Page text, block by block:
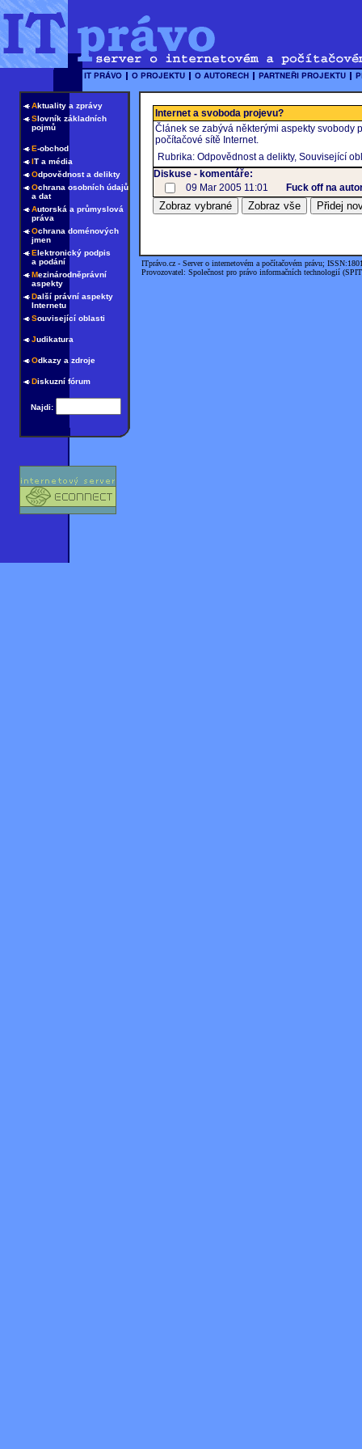
Aktuality a zprávy
Slovník základních
pojmů
E-obchod
IT a média
Odpovědnost a delikty
Ochrana osobních údajů
a dat
Autorská a průmyslová
práva
Ochrana doménových
jmen
Elektronický podpis
a podání
Mezinárodněprávní
aspekty
Další právní aspekty
Internetu
Související oblasti
Judikatura
Odkazy a zdroje
Diskuzní fórum
Najdi:
Internet a svoboda projevu?
Článek se zabývá některými aspekty svobody
počítačové sítě Internet.
Rubrika: Odpovědnost a delikty, Související
Diskuse - komentáře:
09 Mar 2005 11:01
Fuck off na
ITprávo.cz - Server o internetovém a počítačovém právu;
Provozovatel: Společnost pro právo informačních technologií